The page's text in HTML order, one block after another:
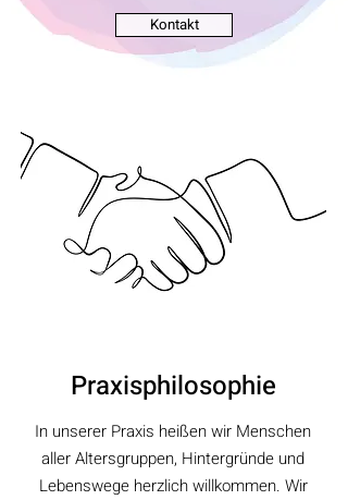
Kontakt
Praxisphilosophie
In unserer Praxis heißen wir Menschen
aller Altersgruppen, Hintergründe und
Lebenswege herzlich willkommen. Wir